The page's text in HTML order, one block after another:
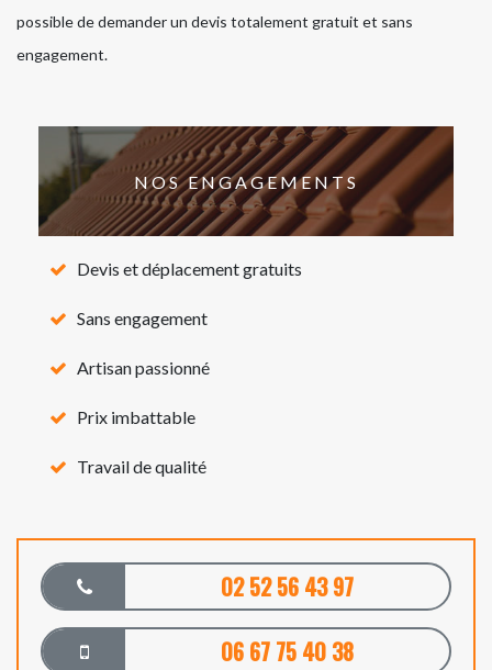
possible de demander un devis totalement gratuit et sans
engagement.
NOS ENGAGEMENTS
Devis et déplacement gratuits
Sans engagement
Artisan passionné
Prix imbattable
Travail de qualité
02 52 56 43 97
06 67 75 40 38